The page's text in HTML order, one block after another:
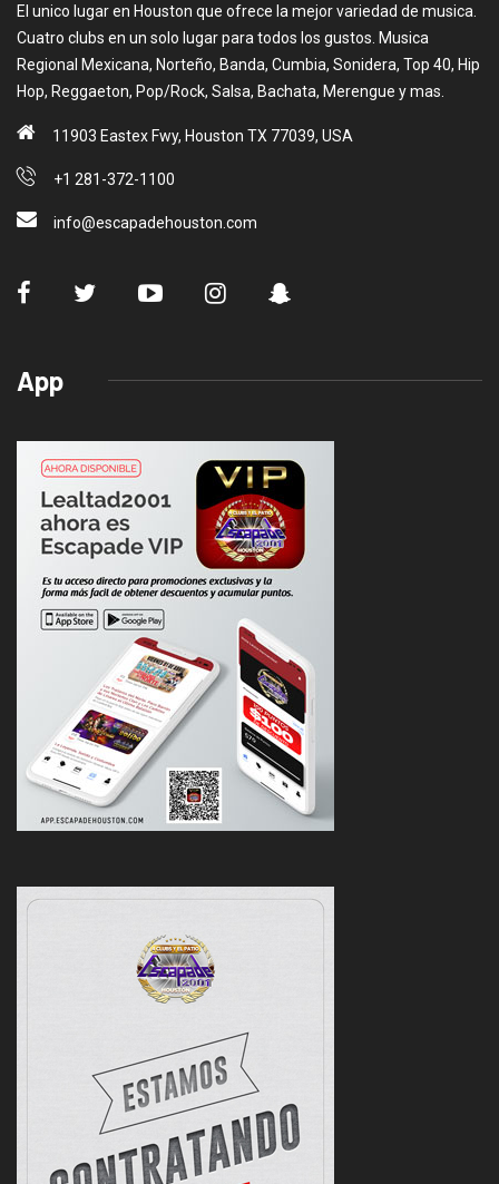
El unico lugar en Houston que ofrece la mejor variedad de musica.
Cuatro clubs en un solo lugar para todos los gustos. Musica
Regional Mexicana, Norteño, Banda, Cumbia, Sonidera, Top 40, Hip
Hop, Reggaeton, Pop/Rock, Salsa, Bachata, Merengue y mas.
11903 Eastex Fwy, Houston TX 77039, USA
+1 281-372-1100
info@escapadehouston.com
App